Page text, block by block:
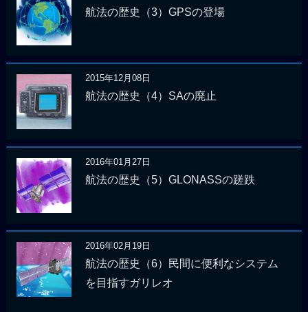
航法の歴史（3）GPSの登場
2015年12月08日
航法の歴史（4）SAの廃止
2016年01月27日
航法の歴史（5）GLONASSの蹉跌
2016年02月19日
航法の歴史（6）民間に便利なシステム
を目指すガリレオ